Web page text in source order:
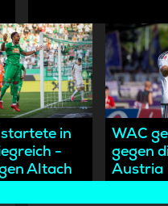
in
-
Altach
WAC
gegen
Austria